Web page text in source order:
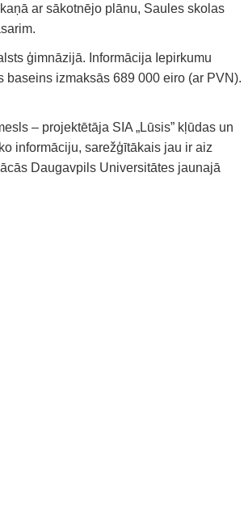
ar sākotnējo plānu, Saules skolas
ģimnāzijā. Informācija Iepirkumu
izmaksās 689 000 eiro (ar PVN).
– projektētāja SIA „Lūsis” kļūdas un
informāciju, sarežģītākais jau ir aiz
Daugavpils Universitātes jaunajā